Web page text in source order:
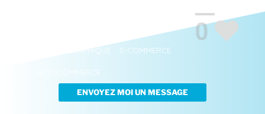
CHARTE GRAPHIQUE E-COMMERCE
WOOCOMMERCE
0
ENVOYEZ MOI UN MESSAGE